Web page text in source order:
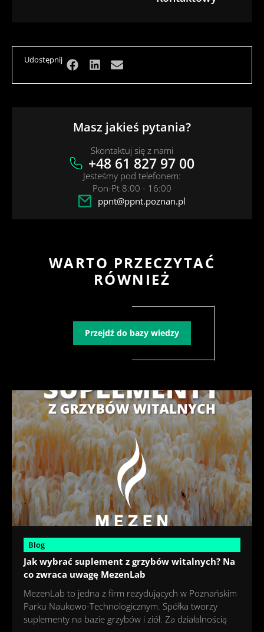
Udostępnij
Masz jakieś pytania?
Skontaktuj się z nami
+48 61 827 97 00
Jesteśmy pod telefonem:
Pon-Pt 8:00 - 16:00
ppnt@ppnt.poznan.pl
WARTO PRZECZYTAĆ
RÓWNIEŻ
Przejdź do bazy wiedzy
Blog
Jak wybrać suplement z grzybów witalnych? Na
co zwraca uwagę MezenLab
MezenLab to jedna z firm rezydujących w Poznańskim
Parku Naukowo-Technologicznym. Spółka tworzy
suplementy na bazie grzybów i ziół. Za działalnością